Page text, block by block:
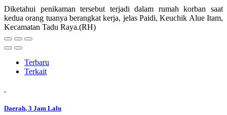
Diketahui penikaman tersebut terjadi dalam rumah korban saat
kedua orang tuanya berangkat kerja, jelas Paidi, Keuchik Alue Itam,
Kecamatan Tadu Raya.(RH)
Terbaru
Terkait
Daerah, 3 Jam Lalu